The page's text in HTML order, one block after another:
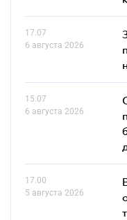
17.07
6 августа 2026
15.07
6 августа 2026
17.00
5 августа 2026